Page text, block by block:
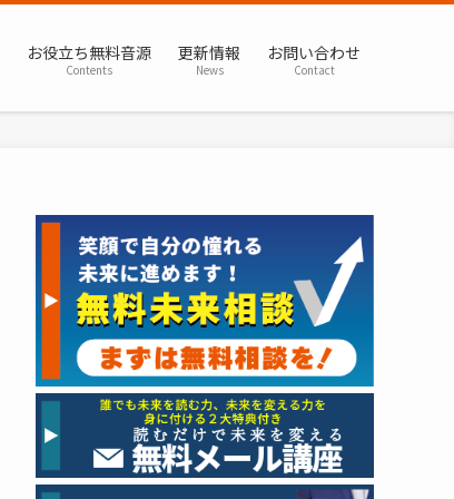
お役立ち無料音源
Contents
更新情報
News
お問い合わせ
Contact